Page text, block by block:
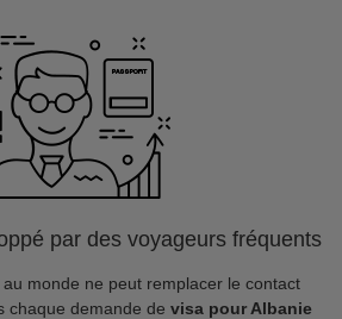
par des voyageurs fréquents
monde ne peut remplacer le contact
chaque demande de visa pour Albanie